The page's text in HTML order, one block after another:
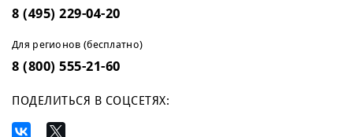
8 (495) 229-04-20
Для регионов (бесплатно)
8 (800) 555-21-60
ПОДЕЛИТЬСЯ В СОЦСЕТЯХ: